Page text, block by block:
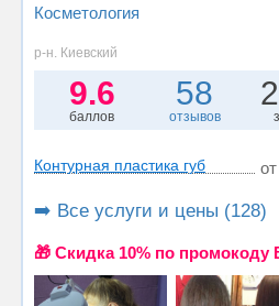
Косметология
р-н. Киевский
9.6
баллов
58
отзывов
Контурная пластика губ
➡️ Все услуги и цены (128)
🎁 Cкидка 10% по промокоду